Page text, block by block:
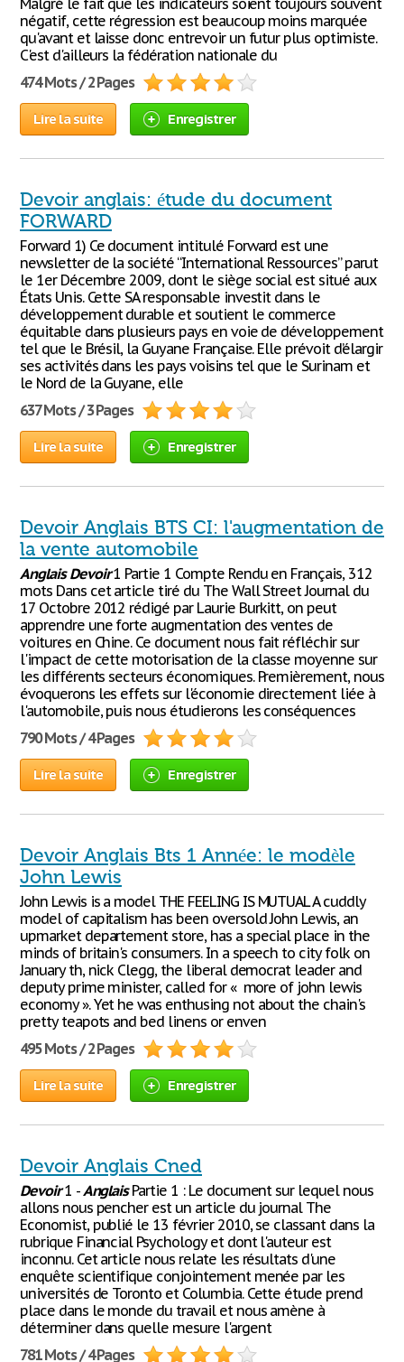
Malgré le fait que les indicateurs soient toujours souvent
négatif, cette régression est beaucoup moins marquée
qu'avant et laisse donc entrevoir un futur plus optimiste.
C'est d'ailleurs la fédération nationale du
474 Mots / 2 Pages
Lire la suite Enregistrer
Devoir anglais: étude du document
FORWARD
Forward 1) Ce document intitulé Forward est une
newsletter de la société “International Ressources” parut
le 1er Décembre 2009, dont le siège social est situé aux
États Unis. Cette SA responsable investit dans le
développement durable et soutient le commerce
équitable dans plusieurs pays en voie de développement
tel que le Brésil, la Guyane Française. Elle prévoit d’élargir
ses activités dans les pays voisins tel que le Surinam et
le Nord de la Guyane, elle
637 Mots / 3 Pages
Lire la suite Enregistrer
Devoir Anglais BTS CI: l'augmentation de
la vente automobile
Anglais Devoir1 Partie 1 Compte Rendu en Français, 312
mots Dans cet article tiré du The Wall Street Journal du
17 Octobre 2012 rédigé par Laurie Burkitt, on peut
apprendre une forte augmentation des ventes de
voitures en Chine. Ce document nous fait réfléchir sur
l'impact de cette motorisation de la classe moyenne sur
les différents secteurs économiques. Premièrement, nous
évoquerons les effets sur l'économie directement liée à
l'automobile, puis nous étudierons les conséquences
790 Mots / 4 Pages
Lire la suite Enregistrer
Devoir Anglais Bts 1 Année: le modèle
John Lewis
John Lewis is a model THE FEELING IS MUTUAL A cuddly
model of capitalism has been oversold John Lewis, an
upmarket departement store, has a special place in the
minds of britain's consumers. In a speech to city folk on
January th, nick Clegg, the liberal democrat leader and
deputy prime minister, called for « more of john lewis
economy ». Yet he was enthusing not about the chain's
pretty teapots and bed linens or enven
495 Mots / 2 Pages
Lire la suite Enregistrer
Devoir Anglais Cned
Devoir1 -AnglaisPartie 1 : Le document sur lequel nous
allons nous pencher est un article du journal The
Economist, publié le 13 février 2010, se classant dans la
rubrique Financial Psychology et dont l'auteur est
inconnu. Cet article nous relate les résultats d'une
enquête scientifique conjointement menée par les
universités de Toronto et Columbia. Cette étude prend
place dans le monde du travail et nous amène à
déterminer dans quelle mesure l'argent
781 Mots / 4 Pages